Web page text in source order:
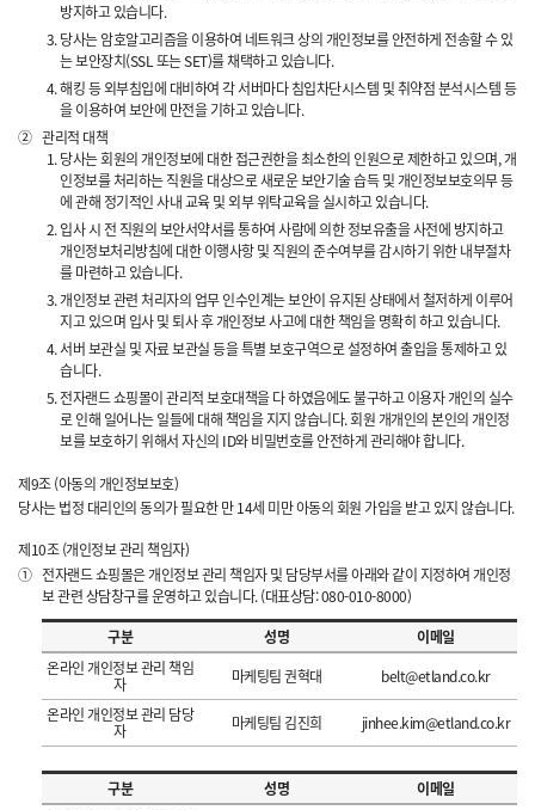
방지하고 있습니다.
당사는 암호알고리즘을 이용하여 네트워크 상의 개인정보를 안전하게 전송할 수 있
는 보안장치(SSL 또는 SET)를 채택하고 있습니다.
해킹 등 외부침입에 대비하여 각 서버마다 침입차단시스템 및 취약점 분석시스템 등
을 이용하여 보안에 만전을 기하고 있습니다.
② 관리적 대책
당사는 회원의 개인정보에 대한 접근권한을 최소한의 인원으로 제한하고 있으며, 개
인정보를 처리하는 직원을 대상으로 새로운 보안기술 습득 및 개인정보보호의무 등
에 관해 정기적인 사내 교육 및 외부 위탁교육을 실시하고 있습니다.
입사 시 전 직원의 보안서약서를 통하여 사람에 의한 정보유출을 사전에 방지하고
개인정보처리방침에 대한 이행사항 및 직원의 준수여부를 감시하기 위한 내부절차
를 마련하고 있습니다.
개인정보 관련 처리자의 업무 인수인계는 보안이 유지된 상태에서 철저하게 이루어
지고 있으며 입사 및 퇴사 후 개인정보 사고에 대한 책임을 명확히 하고 있습니다.
서버 보관실 및 자료 보관실 등을 특별 보호구역으로 설정하여 출입을 통제하고 있
습니다.
전자랜드 쇼핑몰이 관리적 보호대책을 다 하였음에도 불구하고 이용자 개인의 실수
로 인해 일어나는 일들에 대해 책임을 지지 않습니다. 회원 개개인의 본인의 개인정
보를 보호하기 위해서 자신의 ID와 비밀번호를 안전하게 관리해야 합니다.
제9조 (아동의 개인정보보호)
당사는 법정 대리인의 동의가 필요한 만 14세 미만 아동의 회원 가입을 받고 있지 않습니다.
제10조 (개인정보 관리 책임자)
① 전자랜드 쇼핑몰은 개인정보 관리 책임자 및 담당부서를 아래와 같이 지정하여 개인정
보 관련 상담창구를 운영하고 있습니다. (대표상담: 080-010-8000)
구분
성명
이메일
온라인 개인정보 관리 책임
자 마케팅팀 권혁대
belt@etland.co.kr
온라인 개인정보 관리 담당
자 마케팅팀 김진희 jinhee.kim@etland.co.kr
구분 성명
이메일